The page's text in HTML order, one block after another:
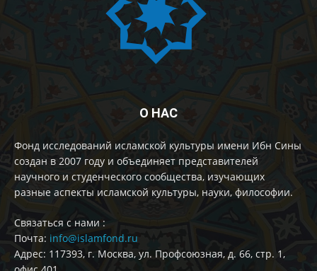
О НАС
Фонд исследований исламской культуры имени Ибн Сины
создан в 2007 году и объединяет представителей
научного и студенческого сообщества, изучающих
разные аспекты исламской культуры, науки, философии.
Cвязаться с нами :
Почта: info@islamfond.ru
Адрес: 117393, г. Москва, ул. Профсоюзная, д. 66, стр. 1,